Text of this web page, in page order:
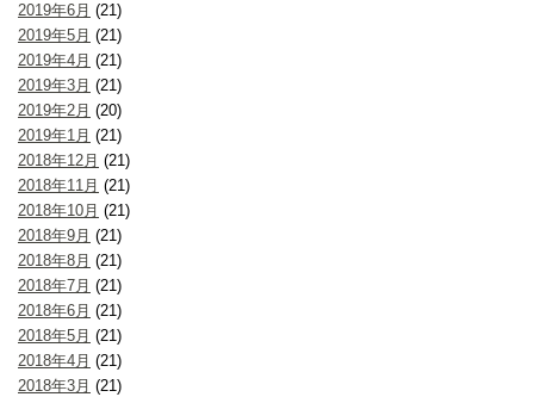
2019年6月 (21)
2019年5月 (21)
2019年4月 (21)
2019年3月 (21)
2019年2月 (20)
2019年1月 (21)
2018年12月 (21)
2018年11月 (21)
2018年10月 (21)
2018年9月 (21)
2018年8月 (21)
2018年7月 (21)
2018年6月 (21)
2018年5月 (21)
2018年4月 (21)
2018年3月 (21)